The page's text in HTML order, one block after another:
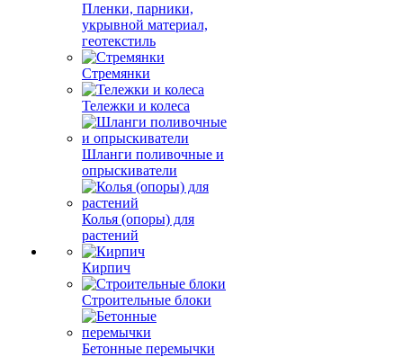
Пленки, парники,
укрывной материал,
геотекстиль
Стремянки
Тележки и колеса
Шланги поливочные и
опрыскиватели
Колья (опоры) для
растений
Кирпич
Строительные блоки
Бетонные перемычки